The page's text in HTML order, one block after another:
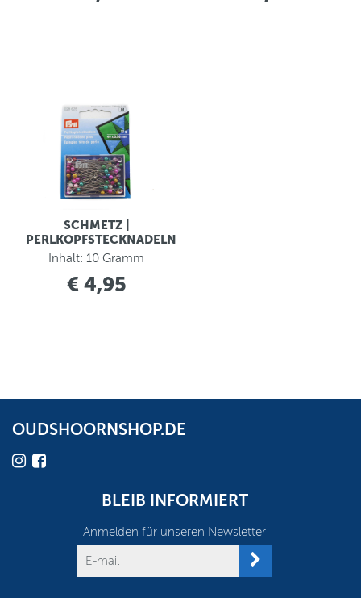
SCHMETZ |
PERLKOPFSTECKNADELN
Inhalt: 10 Gramm
€ 4,95
OUDSHOORNSHOP.DE
BLEIB INFORMIERT
Anmelden für unseren Newsletter